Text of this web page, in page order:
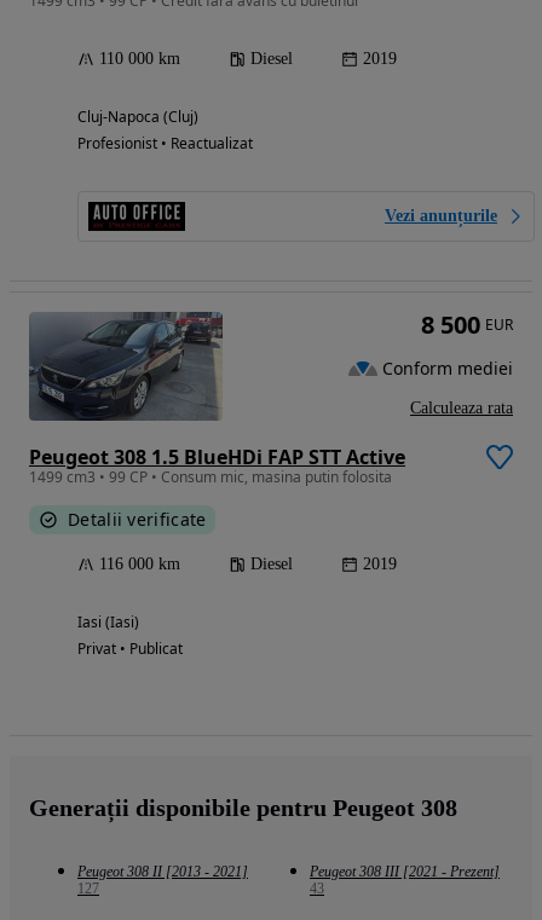
110 000 km Diesel 2019
Cluj-Napoca (Cluj)
Profesionist • Reactualizat
Vezi anunțurile
Peugeot 308 1.5 BlueHDi FAP STT Active
1499 cm3 • 99 CP • Consum mic, masina putin folosita
Detalii verificate
116 000 km Diesel 2019
Iasi (Iasi)
Privat • Publicat
8 500 EUR
Conform mediei
Calculeaza rata
Generații disponibile pentru Peugeot 308
Peugeot 308 II [2013 - 2021]
127
Peugeot 308 III [2021 - Prezent]
43